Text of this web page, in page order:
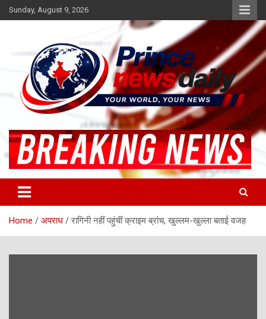
Skip
to
Sunday, August 9, 2026
Princenews Daily
Home अपराध रागिनी नहीं पहुंचीं क्राइम ब्रांच, खुल्लम-खुल्ला बताई वजह